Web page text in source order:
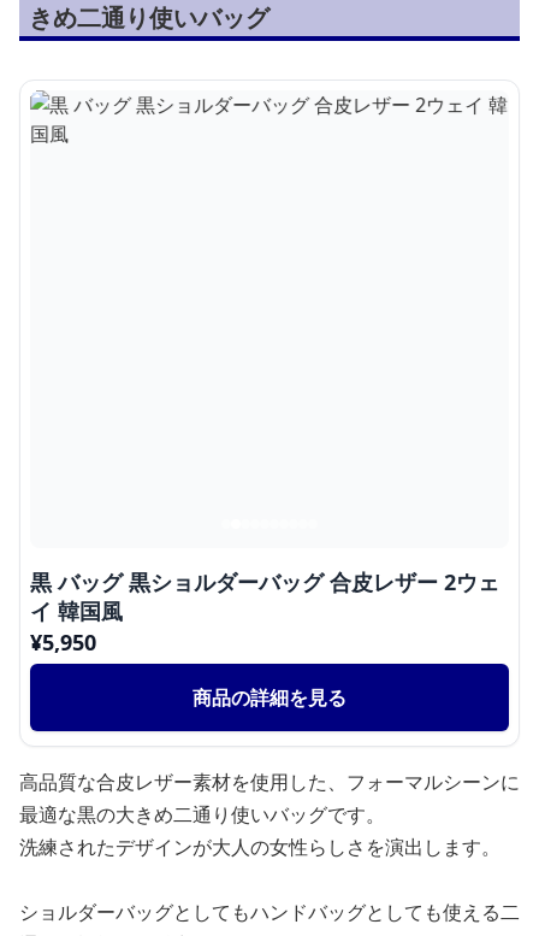
きめ二通り使いバッグ
黒 バッグ 黒ショルダーバッグ 合皮レザー 2ウェ
イ 韓国風
¥5,950
商品の詳細を見る
高品質な合皮レザー素材を使用した、フォーマルシーンに
最適な黒の大きめ二通り使いバッグです。
洗練されたデザインが大人の女性らしさを演出します。
ショルダーバッグとしてもハンドバッグとしても使える二